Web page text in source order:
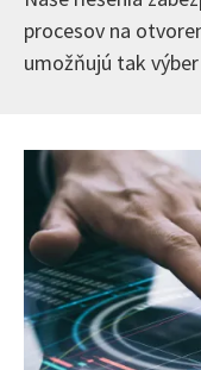
procesov na
umožňujú tak